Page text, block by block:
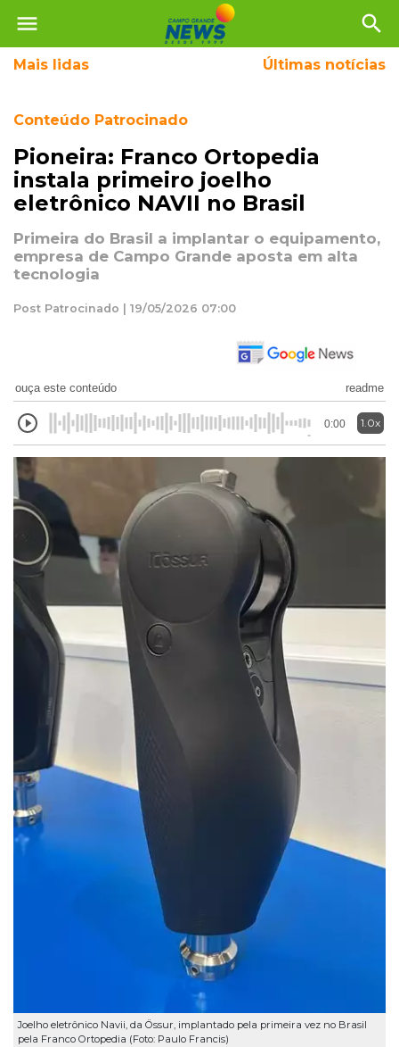
menu search
Mais lidas Últimas notícias
Conteúdo Patrocinado
Pioneira: Franco Ortopedia
instala primeiro joelho
eletrônico NAVII no Brasil
Primeira do Brasil a implantar o equipamento,
empresa de Campo Grande aposta em alta
tecnologia
Post Patrocinado | 19/05/2026 07:00
ouça este conteúdo readme
0:00 1.0x
Joelho eletrônico Navii, da Össur, implantado pela primeira vez no Brasil
pela Franco Ortopedia (Foto: Paulo Francis)